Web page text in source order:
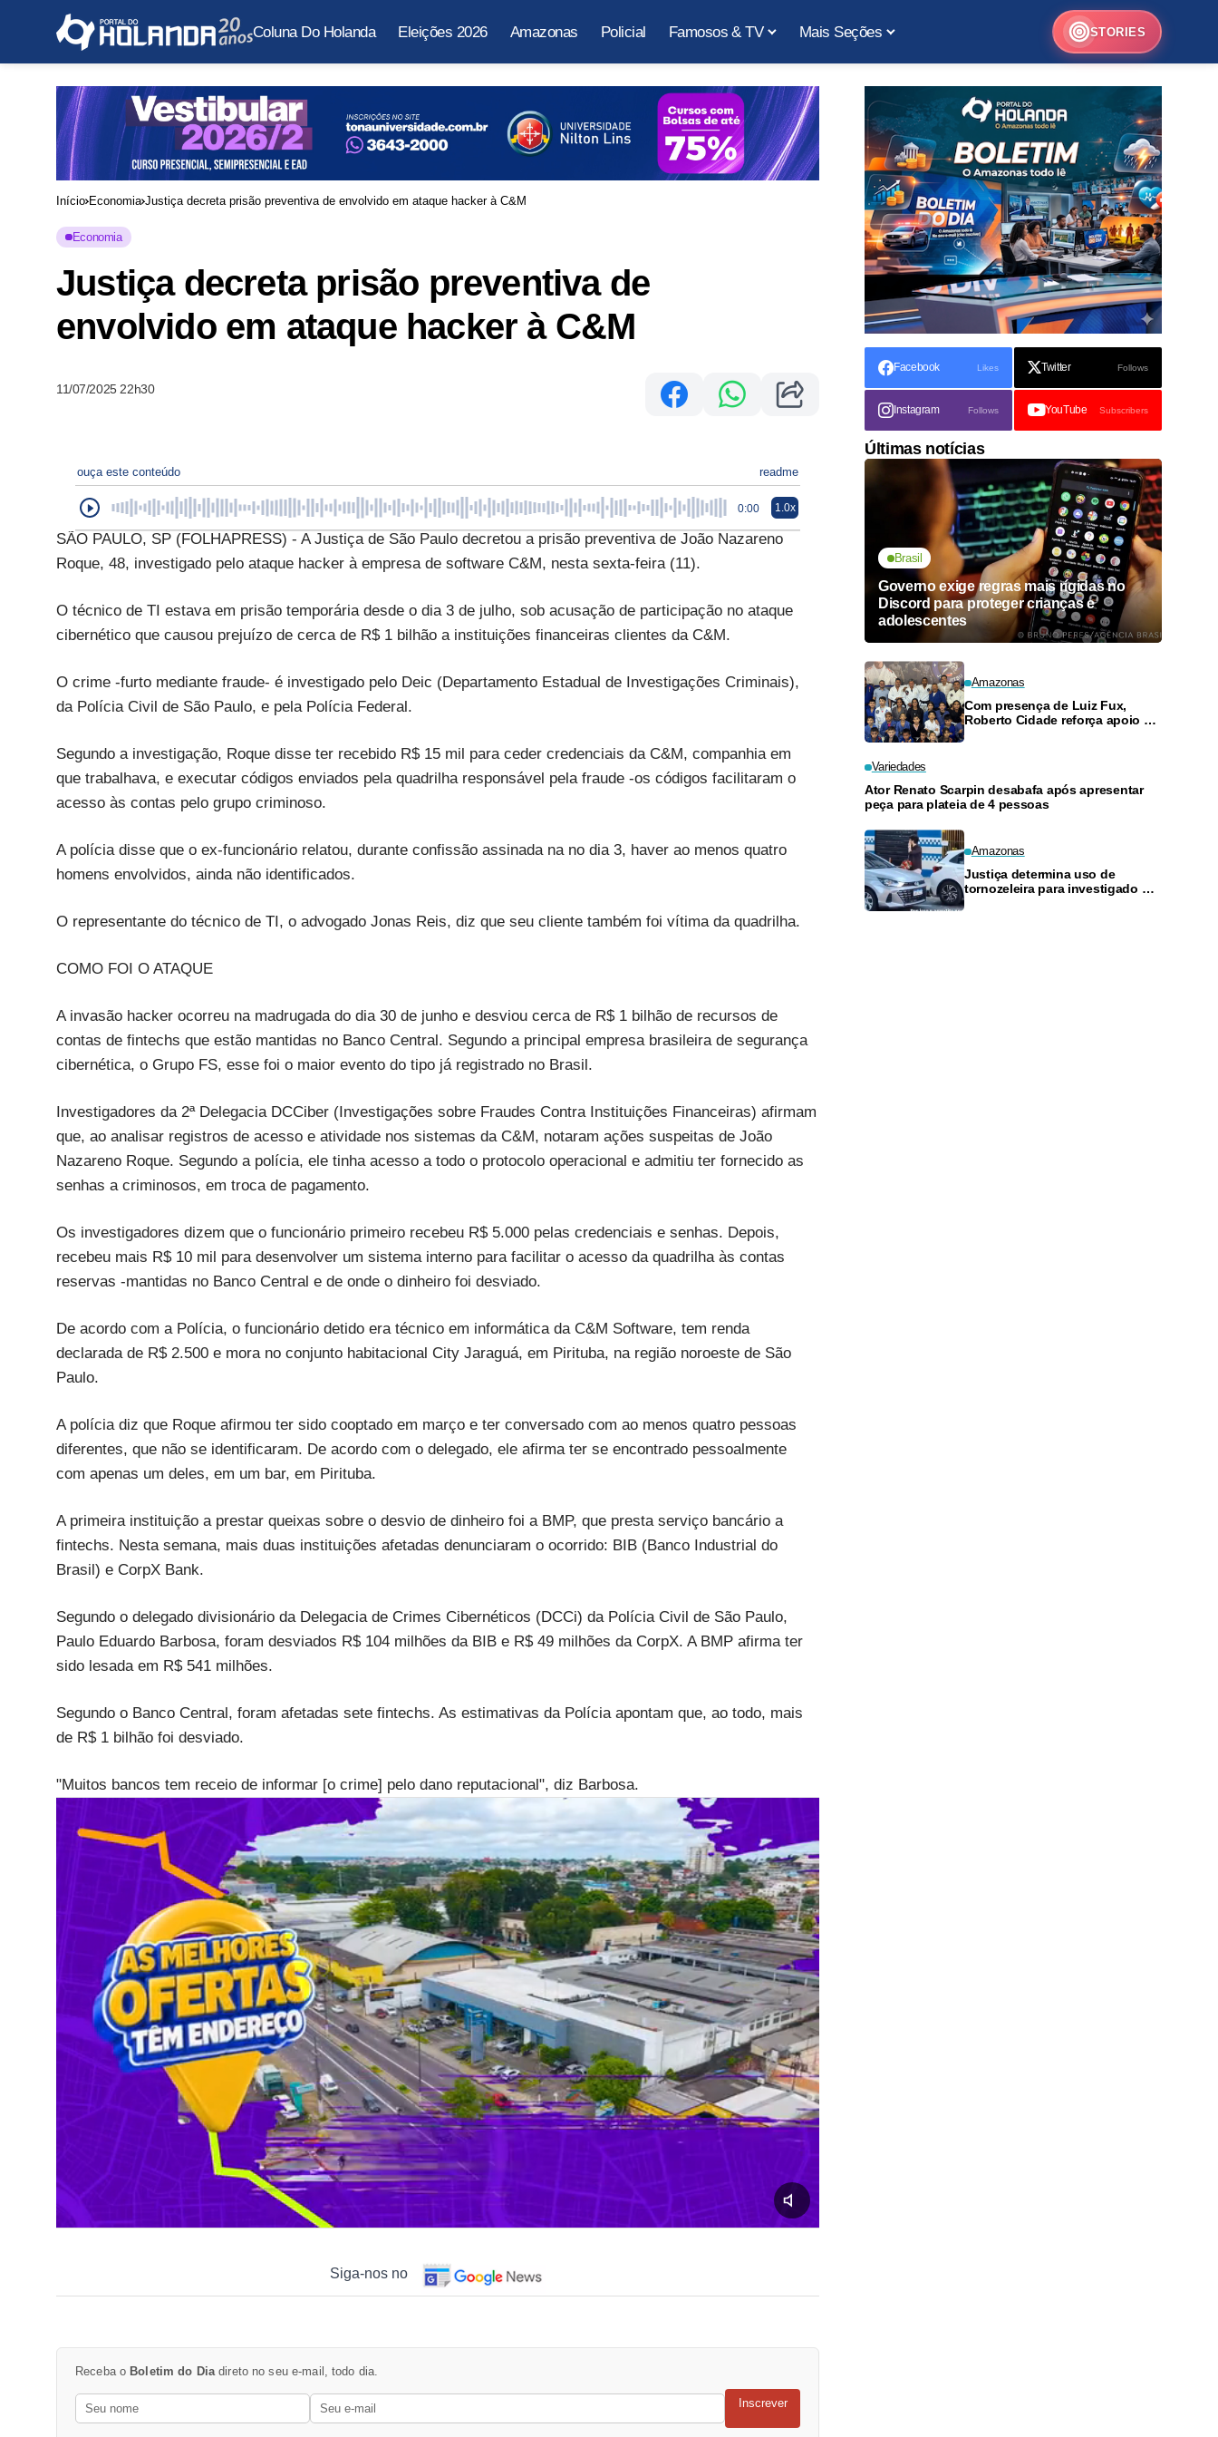
Coluna Do Holanda Eleições 2026 Amazonas Policial Famosos & TV Mais Seções STORIES
Início Economia Justiça decreta prisão preventiva de envolvido em ataque hacker à C&M
Economia
Justiça decreta prisão preventiva de
envolvido em ataque hacker à C&M
11/07/2025 22h30
ouça este conteúdo readme
0:00 1.0x
SÃO PAULO, SP (FOLHAPRESS) - A Justiça de São Paulo decretou a prisão preventiva de João Nazareno
Roque, 48, investigado pelo ataque hacker à empresa de software C&M, nesta sexta-feira (11).
O técnico de TI estava em prisão temporária desde o dia 3 de julho, sob acusação de participação no ataque
cibernético que causou prejuízo de cerca de R$ 1 bilhão a instituições financeiras clientes da C&M.
O crime -furto mediante fraude- é investigado pelo Deic (Departamento Estadual de Investigações Criminais),
da Polícia Civil de São Paulo, e pela Polícia Federal.
Segundo a investigação, Roque disse ter recebido R$ 15 mil para ceder credenciais da C&M, companhia em
que trabalhava, e executar códigos enviados pela quadrilha responsável pela fraude -os códigos facilitaram o
acesso às contas pelo grupo criminoso.
A polícia disse que o ex-funcionário relatou, durante confissão assinada na no dia 3, haver ao menos quatro
homens envolvidos, ainda não identificados.
O representante do técnico de TI, o advogado Jonas Reis, diz que seu cliente também foi vítima da quadrilha.
COMO FOI O ATAQUE
A invasão hacker ocorreu na madrugada do dia 30 de junho e desviou cerca de R$ 1 bilhão de recursos de
contas de fintechs que estão mantidas no Banco Central. Segundo a principal empresa brasileira de segurança
cibernética, o Grupo FS, esse foi o maior evento do tipo já registrado no Brasil.
Investigadores da 2ª Delegacia DCCiber (Investigações sobre Fraudes Contra Instituições Financeiras) afirmam
que, ao analisar registros de acesso e atividade nos sistemas da C&M, notaram ações suspeitas de João
Nazareno Roque. Segundo a polícia, ele tinha acesso a todo o protocolo operacional e admitiu ter fornecido as
senhas a criminosos, em troca de pagamento.
Os investigadores dizem que o funcionário primeiro recebeu R$ 5.000 pelas credenciais e senhas. Depois,
recebeu mais R$ 10 mil para desenvolver um sistema interno para facilitar o acesso da quadrilha às contas
reservas -mantidas no Banco Central e de onde o dinheiro foi desviado.
De acordo com a Polícia, o funcionário detido era técnico em informática da C&M Software, tem renda
declarada de R$ 2.500 e mora no conjunto habitacional City Jaraguá, em Pirituba, na região noroeste de São
Paulo.
A polícia diz que Roque afirmou ter sido cooptado em março e ter conversado com ao menos quatro pessoas
diferentes, que não se identificaram. De acordo com o delegado, ele afirma ter se encontrado pessoalmente
com apenas um deles, em um bar, em Pirituba.
A primeira instituição a prestar queixas sobre o desvio de dinheiro foi a BMP, que presta serviço bancário a
fintechs. Nesta semana, mais duas instituições afetadas denunciaram o ocorrido: BIB (Banco Industrial do
Brasil) e CorpX Bank.
Segundo o delegado divisionário da Delegacia de Crimes Cibernéticos (DCCi) da Polícia Civil de São Paulo,
Paulo Eduardo Barbosa, foram desviados R$ 104 milhões da BIB e R$ 49 milhões da CorpX. A BMP afirma ter
sido lesada em R$ 541 milhões.
Segundo o Banco Central, foram afetadas sete fintechs. As estimativas da Polícia apontam que, ao todo, mais
de R$ 1 bilhão foi desviado.
"Muitos bancos tem receio de informar [o crime] pelo dano reputacional", diz Barbosa.
Siga-nos no
Receba o Boletim do Diadireto no seu e-mail, todo dia.
Inscrever
Facebook Likes Twitter Follows
Instagram Follows YouTube Subscribers
Últimas notícias
Brasil
Governo exige regras mais rígidas no
Discord para proteger crianças e
adolescentes
Amazonas
Com presença de Luiz Fux,
Roberto Cidade reforça apoio a
Variedades
Ator Renato Scarpin desabafa após apresentar
peça para plateia de 4 pessoas
Amazonas
Justiça determina uso de
tornozeleira para investigado por